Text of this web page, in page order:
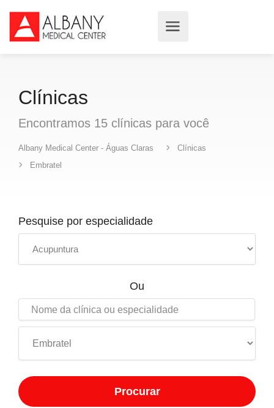
Clínicas
Encontramos 15 clínicas para você
Albany Medical Center - Águas Claras
Clínicas
Embratel
Pesquise por especialidade
Ou
Procurar